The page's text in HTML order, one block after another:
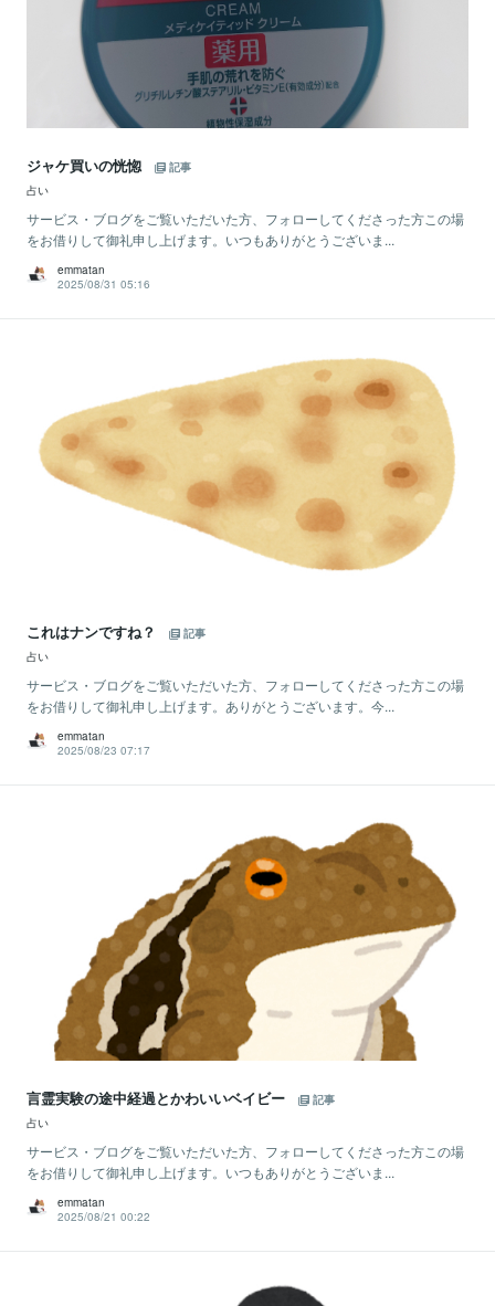
ジャケ買いの恍惚
記事
占い
サービス・ブログをご覧いただいた方、フォローしてくださった方この場
をお借りして御礼申し上げます。いつもありがとうございま...
emmatan
2025/08/31 05:16
これはナンですね？
記事
占い
サービス・ブログをご覧いただいた方、フォローしてくださった方この場
をお借りして御礼申し上げます。ありがとうございます。今...
emmatan
2025/08/23 07:17
言霊実験の途中経過とかわいいベイビー
記事
占い
サービス・ブログをご覧いただいた方、フォローしてくださった方この場
をお借りして御礼申し上げます。いつもありがとうございま...
emmatan
2025/08/21 00:22